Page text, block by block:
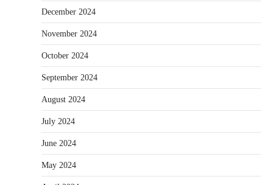
December 2024
November 2024
October 2024
September 2024
August 2024
July 2024
June 2024
May 2024